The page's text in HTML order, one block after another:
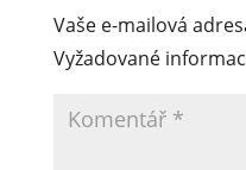
Vaše e-mailová
Vyžadované